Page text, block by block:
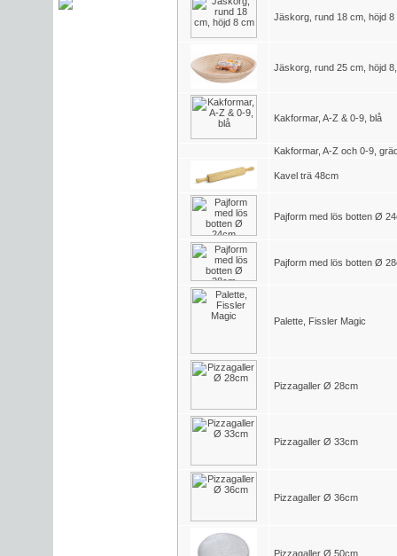
Jäskorg, rund 18 cm, höjd 8
Jäskorg, rund 25 cm, höjd
Kakformar, A-Z & 0-9, blå
Kakformar, A-Z och 0-9,
Kavel trä 48cm
Pajform med lös botten Ø
Pajform med lös botten Ø
Palette, Fissler Magic
Pizzagaller Ø 28cm
Pizzagaller Ø 33cm
Pizzagaller Ø 36cm
Pizzagaller Ø 50cm